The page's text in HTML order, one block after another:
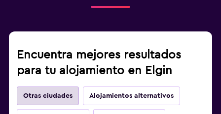
Encuentra mejores resultados
para tu alojamiento en Elgin
Otras ciudades Alojamientos alternativos